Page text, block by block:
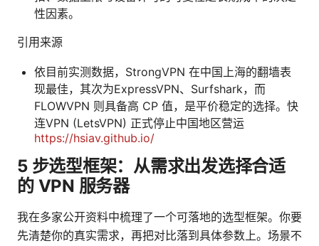
性因素。
引用来源
依目前实测数据，StrongVPN 在中国上海的翻墙表
现最佳，其次为ExpressVPN、Surfshark，而
FLOWVPN 则具备高 CP 值，是平价稳定的选择。快
连VPN (LetsVPN) 正式停止中国地区营运
https://hsiav.github.io/
5 步选型框架：从需求出发选择合适
的 VPN 服务器
我在多家公开资料中梳理了一个可落地的选型框架。你要
先清楚你的真实需求，再把对比落到具体参数上。场景不